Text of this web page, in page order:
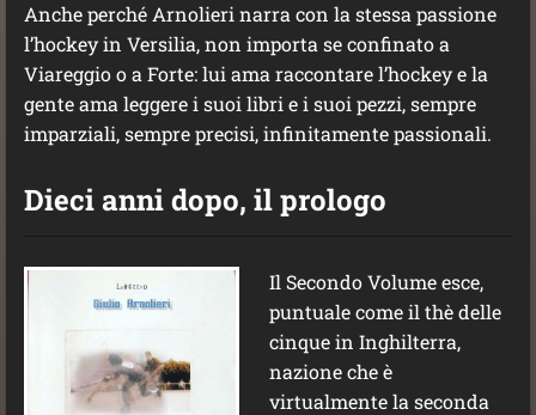
Anche perché Arnolieri narra con la stessa passione
l’hockey in Versilia, non importa se confinato a
Viareggio o a Forte: lui ama raccontare l’hockey e la
gente ama leggere i suoi libri e i suoi pezzi, sempre
imparziali, sempre precisi, infinitamente passionali.
Dieci anni dopo, il prologo
Il Secondo Volume esce,
puntuale come il thè delle
cinque in Inghilterra,
nazione che è
virtualmente la seconda